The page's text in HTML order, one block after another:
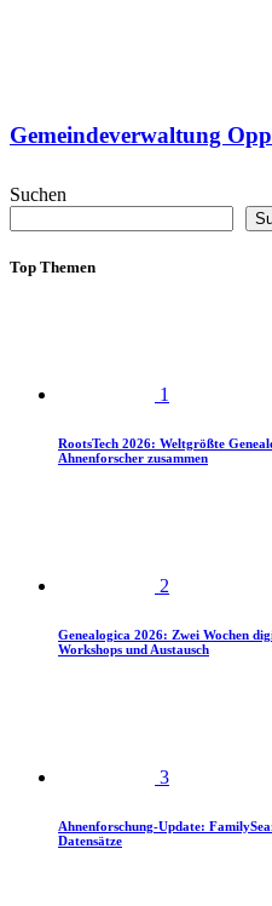
Gemeindeverwaltung
Suchen
Top Themen
1
RootsTech 2026: Weltgrößte
Ahnenforscher zusammen
2
Genealogica 2026: Zwei Wochen
Workshops und Austausch
3
Ahnenforschung-Update:
Datensätze